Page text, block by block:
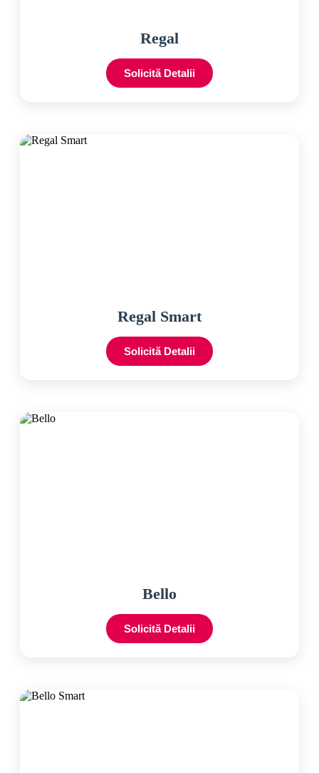
Regal
Solicită Detalii
Regal Smart
Solicită Detalii
Bello
Solicită Detalii